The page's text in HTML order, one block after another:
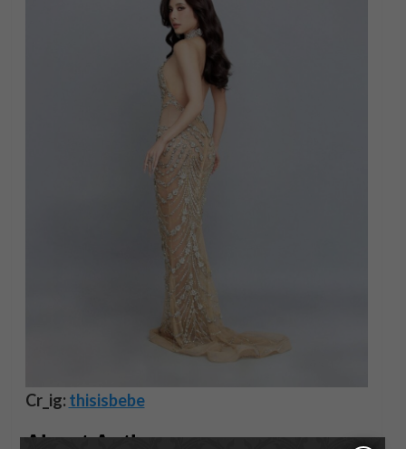
Cr_ig: thisisbebe
About Author